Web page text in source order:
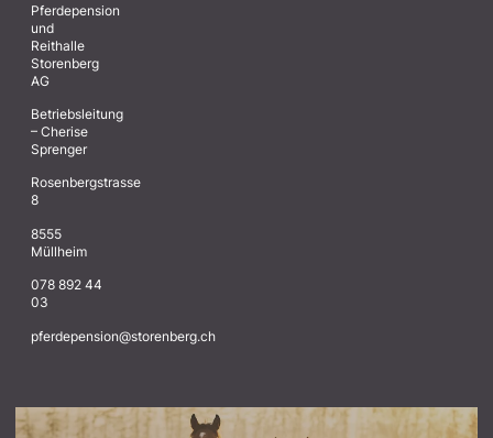
Pferdepension
und
Reithalle
Storenberg
AG
Betriebsleitung
– Cherise
Sprenger
Rosenbergstrasse
8
8555
Müllheim
078 892 44
03
hc.grebnerots
@noisnepedrefp